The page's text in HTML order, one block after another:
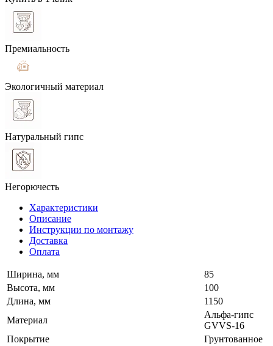
Премиальность
Экологичный материал
Натуральный гипс
Негорючесть
Характеристики
Описание
Инструкции по монтажу
Доставка
Оплата
Ширина, мм
85
Высота, мм
100
Длина, мм
1150
Материал
Альфа-гипс
GVVS-16
Покрытие
Грунтованное